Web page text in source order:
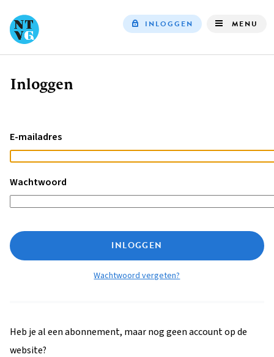
INLOGGEN MENU
Kruimelpad
Inloggen
E-mailadres
Wachtwoord
INLOGGEN
Wachtwoord vergeten?
Heb je al een abonnement, maar nog geen account op de
website?